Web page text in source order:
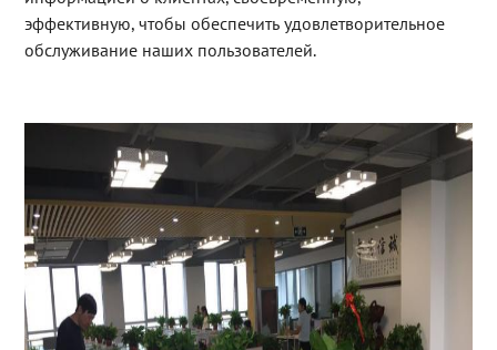
эффективную, чтобы обеспечить удовлетворительное
обслуживание наших пользователей.